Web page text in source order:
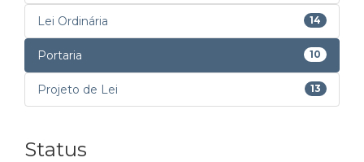
Lei Ordinária 14
Portaria 10
Projeto de Lei 13
Status